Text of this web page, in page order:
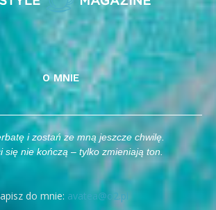
O MNIE
i zostań ze mną jeszcze chwilę.
się nie kończą – tylko zmieniają ton.
do mnie: avatea@o2.pl